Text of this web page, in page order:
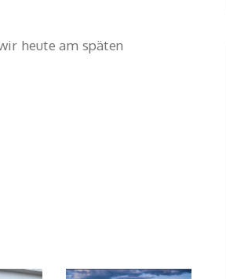
heute am späten